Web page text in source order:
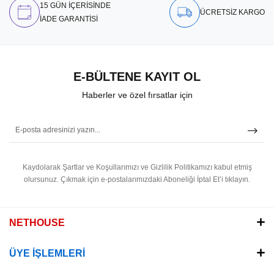
15 GÜN İÇERİSİNDE
İADE GARANTİSİ
ÜCRETSİZ KARGO
E-BÜLTENE KAYIT OL
Haberler ve özel fırsatlar için
Kaydolarak Şartlar ve Koşullarımızı ve Gizlilik Politikamızı kabul etmiş
olursunuz. Çıkmak için e-postalarımızdaki Aboneliği İptal Et’i tıklayın.
NETHOUSE
ÜYE İŞLEMLERİ